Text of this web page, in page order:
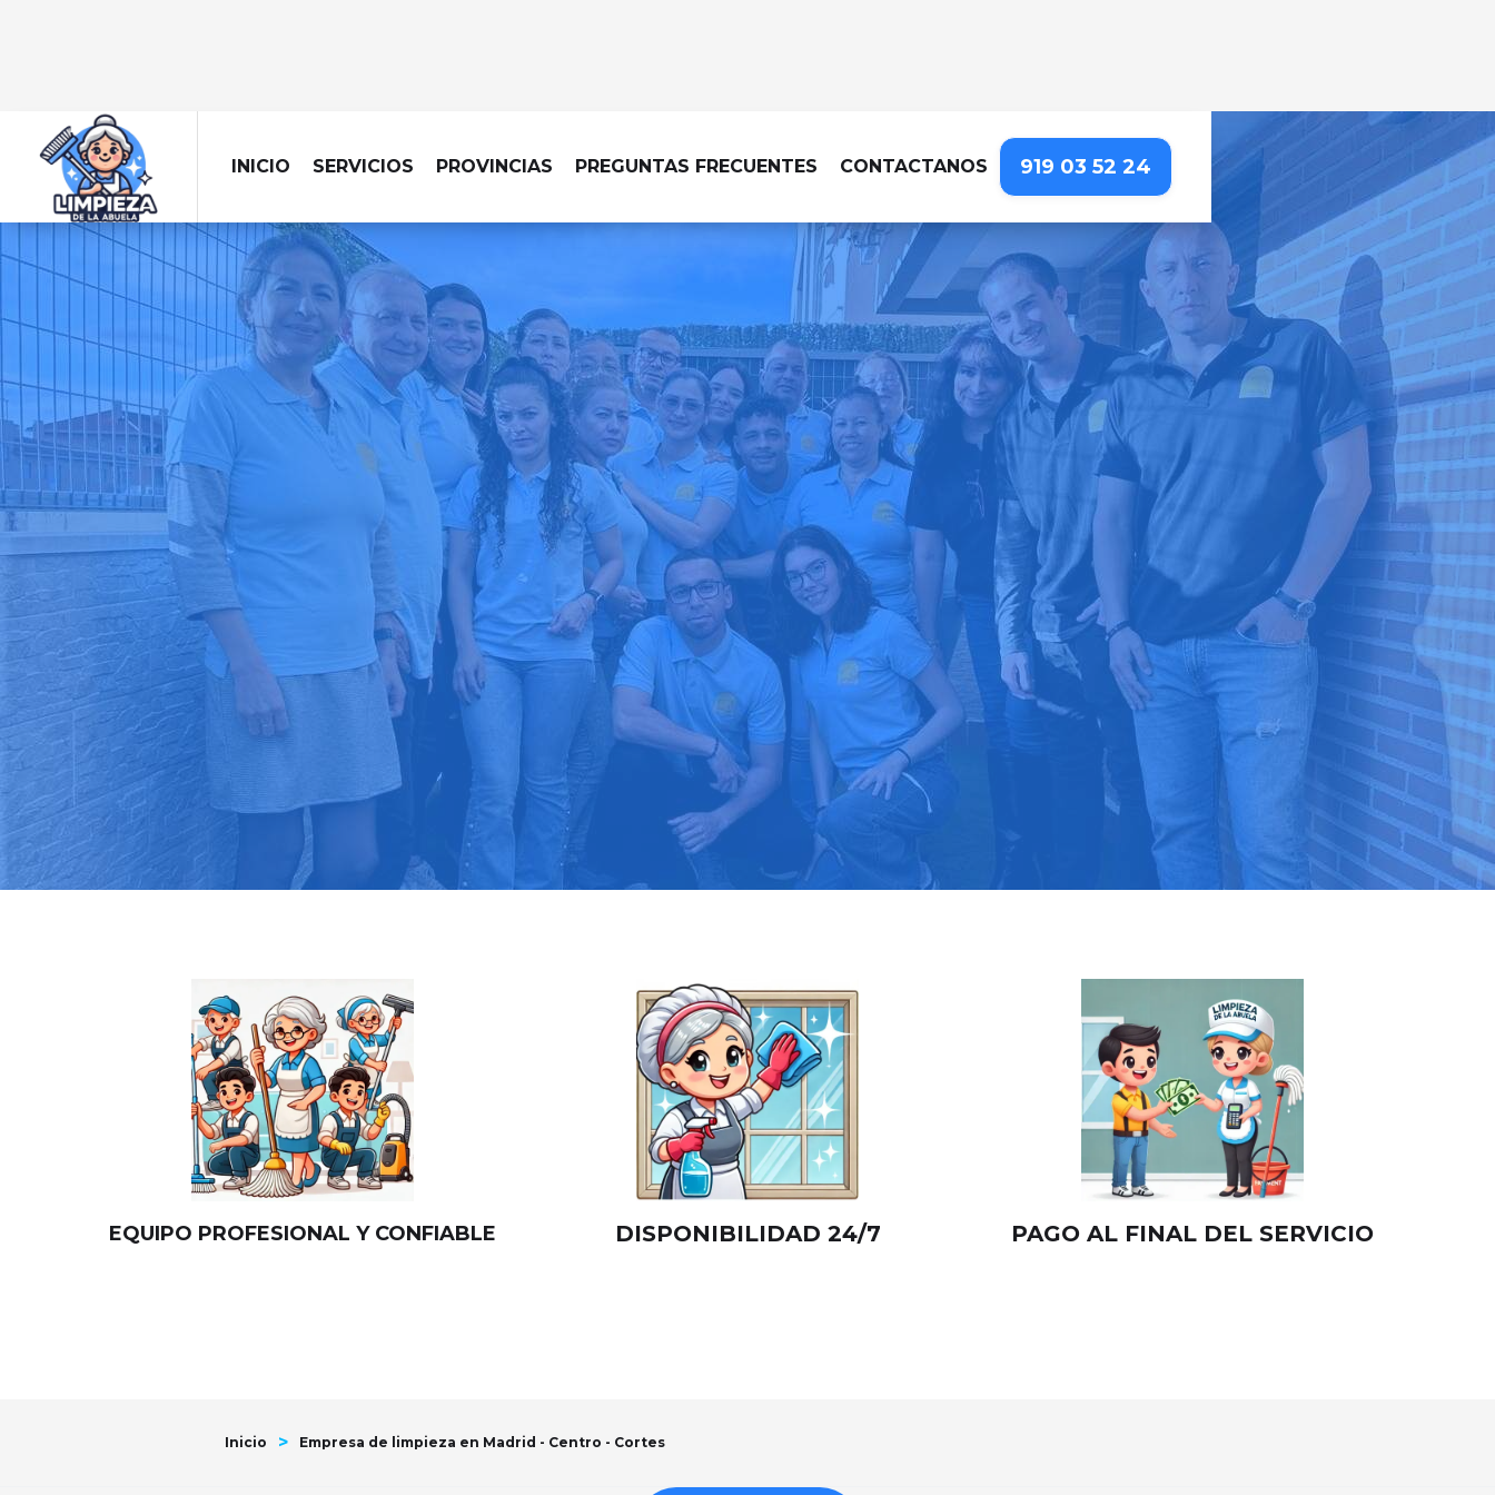
INICIO SERVICIOS PROVINCIAS PREGUNTAS FRECUENTES CONTACTANOS 919 03 52 24
EMPRESA DE LIMPIEZA EN MADRID - CENTRO - CORTES
Llevamos la limpieza profesional hasta tu puerta, para que puedas
centrarte en lo que realmente importa
Pide tu presupuesto gratis
Llama hoy: 919 03 52 24
Más de 1000 clientes confían en nosotros ⭐⭐⭐⭐⭐
EQUIPO PROFESIONAL Y CONFIABLE DISPONIBILIDAD 24/7 PAGO AL FINAL DEL SERVICIO
Inicio > Empresa de limpieza en Madrid - Centro - Cortes